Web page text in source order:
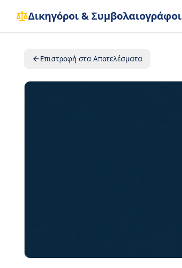
Δικηγόροι & Συμβολαιογράφοι
Επιστροφή στα Αποτελέσματα